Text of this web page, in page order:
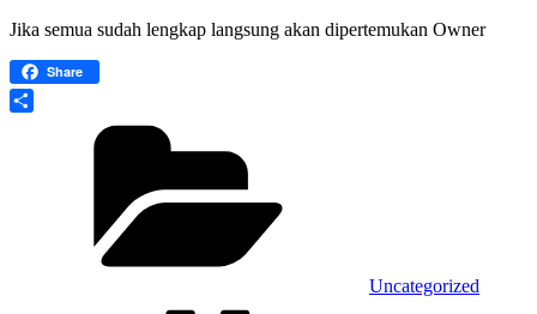
Jika semua sudah lengkap langsung akan dipertemukan Owner
Share
Uncategorized